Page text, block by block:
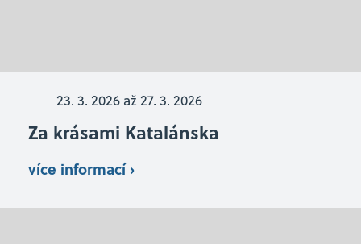
23. 3. 2026 až 27. 3. 2026
Za krásami Katalánska
více informací ›